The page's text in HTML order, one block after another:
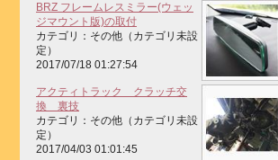
BRZ フレームレスミラー(ウェッ
ジマウント版)の取付
カテゴリ：その他（カテゴリ未設
定）
2017/07/18 01:27:54
アクティトラック クラッチ交
換 裏技
カテゴリ：その他（カテゴリ未設
定）
2017/04/03 01:01:45